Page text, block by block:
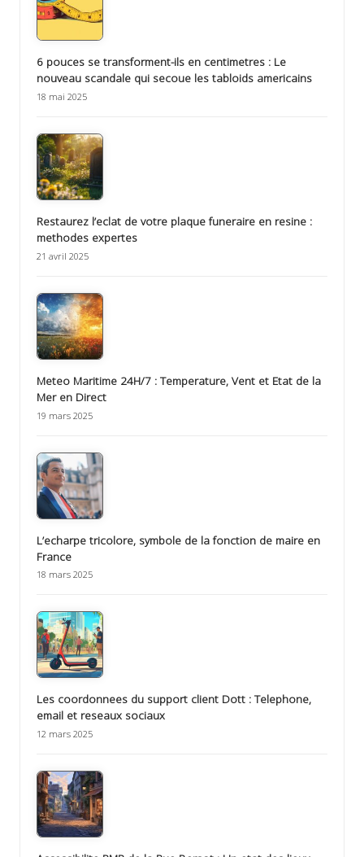
6 pouces se transforment-ils en centimetres : Le
nouveau scandale qui secoue les tabloids americains
18 mai 2025
Restaurez l’eclat de votre plaque funeraire en resine :
methodes expertes
21 avril 2025
Meteo Maritime 24H/7 : Temperature, Vent et Etat de la
Mer en Direct
19 mars 2025
L’echarpe tricolore, symbole de la fonction de maire en
France
18 mars 2025
Les coordonnees du support client Dott : Telephone,
email et reseaux sociaux
12 mars 2025